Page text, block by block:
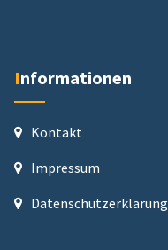
Informationen
Kontakt
Impressum
Datenschutz­erklärung